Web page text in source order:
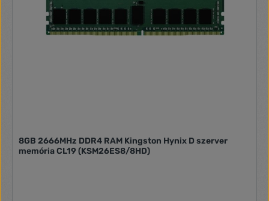
8GB 2666MHz DDR4 RAM Kingston Hynix D szerver
memória CL19 (KSM26ES8/8HD)